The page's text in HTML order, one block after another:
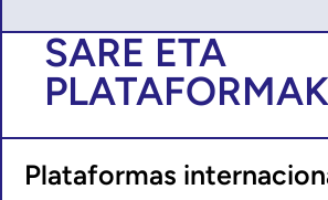
SARE ETA
PLATAFORMAK
Plataformas